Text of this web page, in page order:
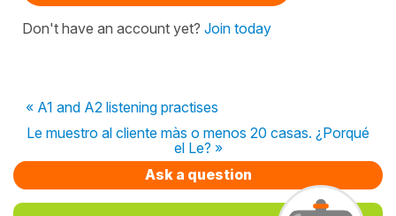
Don't have an account yet? Join today
« A1 and A2 listening practises
Le muestro al cliente màs o menos 20 casas. ¿Porqué
el Le? »
Ask a question